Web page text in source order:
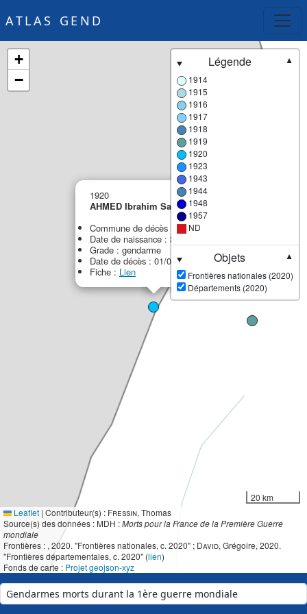
ATLAS GEND
1920
AHMED Ibrahim Sabbah
Commune de décès : Beyrouth
Date de naissance : 30/11/1883
Grade : gendarme
Date de décès : 01/01/1920
Fiche : Lien
+
−
Légende
▼
1914
1915
1916
1917
1918
1919
1920
1923
1943
1944
1948
1957
ND
Objets
▼
Frontières nationales (2020)
Départements (2020)
20 km
Leaflet | Contributeur(s) : Fressin, Thomas
Source(s) des données : MDH :Morts pour la France de la Première Guerre
mondiale
Frontières : , 2020. "Frontières nationales, c. 2020" ; David, Grégoire, 2020.
"Frontières départementales, c. 2020" (lien)
Fonds de carte : Projet geojson-xyz